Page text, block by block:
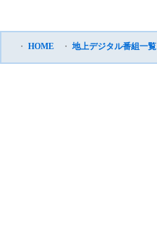
・ HOME ・ 地上デジタル番組一覧